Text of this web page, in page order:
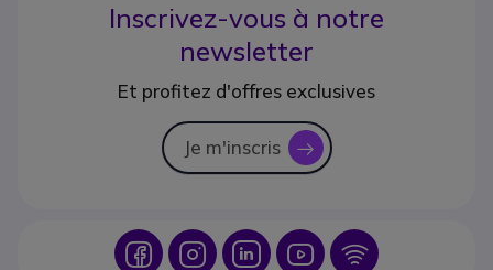
Inscrivez-vous à notre
newsletter
Et profitez d'offres exclusives
Je m'inscris icon
Icon IconIcon Icon Icon